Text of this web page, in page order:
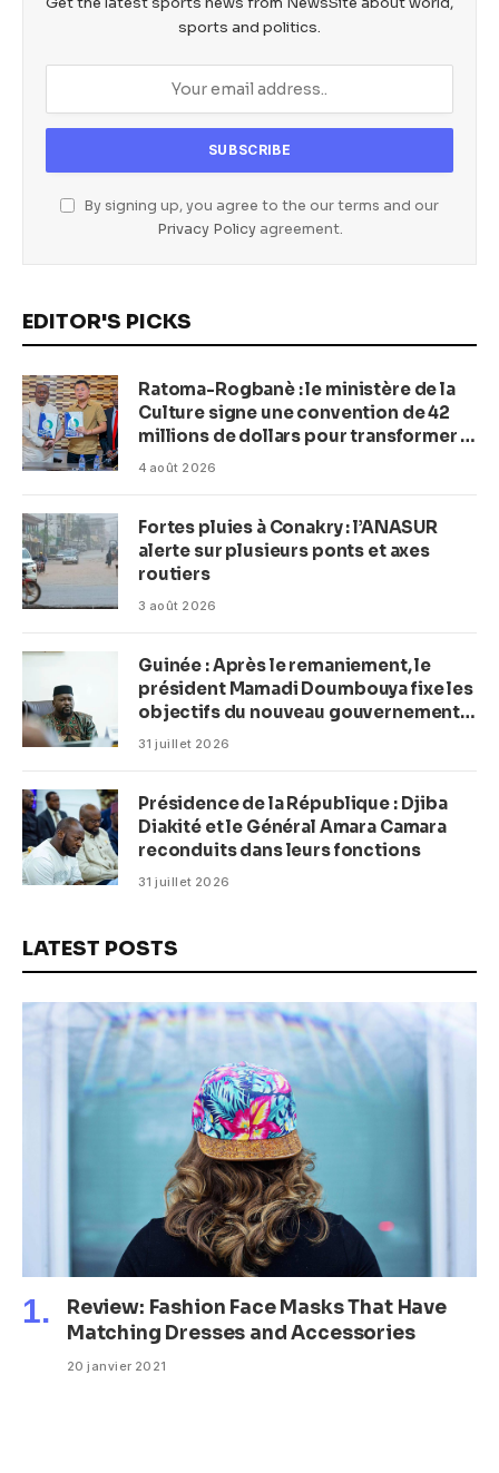
sports and politics.
By signing up, you agree to the our terms and our
Privacy Policyagreement.
EDITOR'S PICKS
Ratoma-Rogbanè : le ministère de la
Culture signe une convention de 42
millions de dollars pour transformer la
plage en complexe balnéaire
4 août 2026
Fortes pluies à Conakry : l’ANASUR
alerte sur plusieurs ponts et axes
routiers
3 août 2026
Guinée : Après le remaniement, le
président Mamadi Doumbouya fixe les
objectifs du nouveau gouvernement
(CM)
31 juillet 2026
Présidence de la République : Djiba
Diakité et le Général Amara Camara
reconduits dans leurs fonctions
31 juillet 2026
LATEST POSTS
Review: Fashion Face Masks That Have
Matching Dresses and Accessories
20 janvier 2021